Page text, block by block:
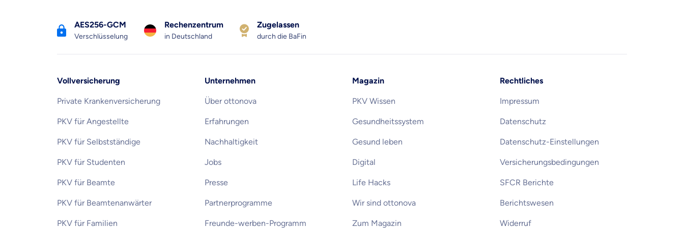
AES256-GCM
Verschlüsselung
Rechenzentrum
in Deutschland
Zugelassen
durch die BaFin
Vollversicherung
Private Krankenversicherung
PKV für Angestellte
PKV für Selbstständige
PKV für Studenten
PKV für Beamte
PKV für Beamtenanwärter
PKV für Familien
Unternehmen
Über ottonova
Erfahrungen
Nachhaltigkeit
Jobs
Presse
Partnerprogramme
Freunde-werben-Programm
Magazin
PKV Wissen
Gesundheitssystem
Gesund leben
Digital
Life Hacks
Wir sind ottonova
Zum Magazin
Rechtliches
Impressum
Datenschutz
Datenschutz-Einstellungen
Versicherungsbedingungen
SFCR Berichte
Berichtswesen
Widerruf